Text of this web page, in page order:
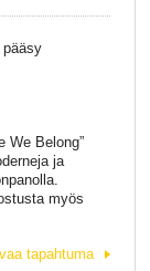
We Belong”
ja
myös
tapahtuma